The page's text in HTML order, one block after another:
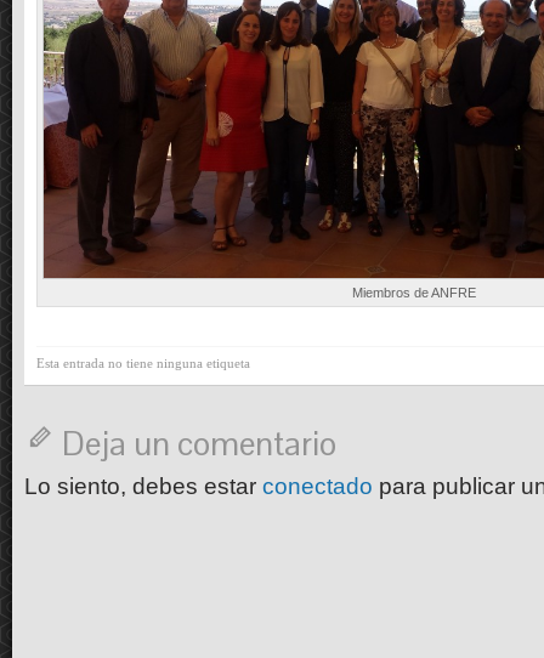
Miembros de ANFRE
Esta entrada no tiene ninguna etiqueta
Deja un comentario
Lo siento, debes estar conectado para publicar